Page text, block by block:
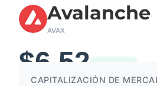
Avalanche
AVAX
$6.52
CAPITALIZACIÓN DE